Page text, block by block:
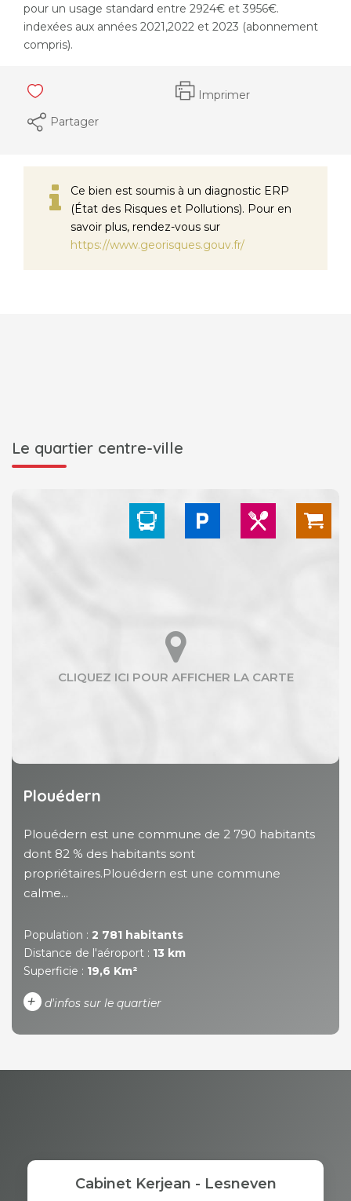
pour un usage standard entre 2924€ et 3956€.
indexées aux années 2021,2022 et 2023 (abonnement
compris).
Imprimer
Partager
Ce bien est soumis à un diagnostic ERP
(État des Risques et Pollutions). Pour en
savoir plus, rendez-vous sur
https://www.georisques.gouv.fr/
Le quartier centre-ville
Plouédern
Plouédern est une commune de 2 790 habitants
dont 82 % des habitants sont
propriétaires.Plouédern est une commune
calme...
Population : 2 781 habitants
Distance de l'aéroport : 13 km
Superficie : 19,6 Km²
+ d'infos sur le quartier
TAXE FONCIÈRE PART DES MÉNAGES SANS
Cabinet Kerjean - Lesneven